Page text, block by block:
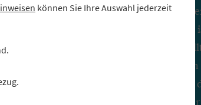
Partner der
Raiffeisenbanken.
in der Branche? Wo
handeln? Ein
Peteranderl, Präsident
Handwerkskammer
können Sie Ihre Auswahl jederzeit